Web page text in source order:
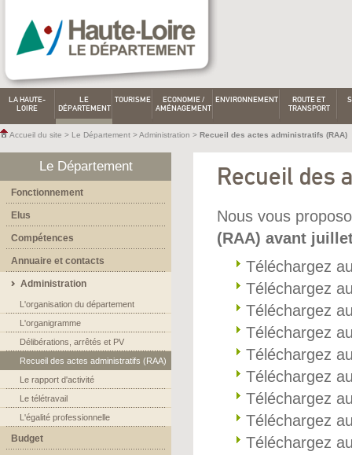
LA HAUTE-
LOIRE
LE
DÉPARTEMENT
TOURISME
ECONOMIE /
AMÉNAGEMENT
ENVIRONNEMENT
ROUTE ET
TRANSPORT
Accueil du site > Le Département >Administration > Recueil des actes administratifs (RAA)
Le Département
Fonctionnement
Elus
Compétences
Annuaire et contacts
Administration
L'organisation du département
L'organigramme
Délibérations, arrêtés et PV
Recueil des actes administratifs (RAA)
Le rapport d'activité
Le télétravail
L'égalité professionnelle
Budget
Recueil des
Nous vous
(RAA) avant
Téléchargez
Téléchargez
Téléchargez
Téléchargez
Téléchargez
Téléchargez
Téléchargez
Téléchargez
Téléchargez